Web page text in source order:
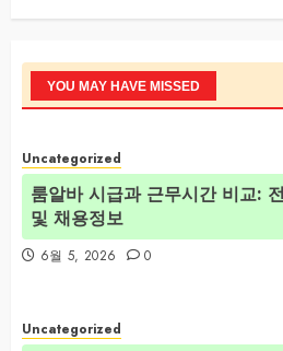
YOU MAY HAVE MISSED
Uncategorized
룸알바 시급과 근무시간 비교:
및 채용정보
6월 5, 2026 0
Uncategorized